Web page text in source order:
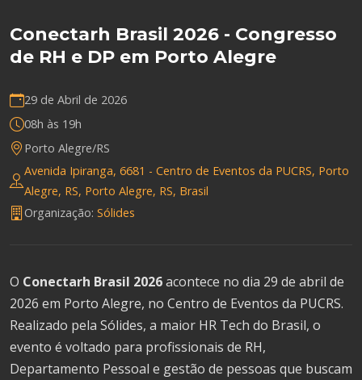
Conectarh Brasil 2026 - Congresso
de RH e DP em Porto Alegre
29 de Abril de 2026
08h às 19h
Porto Alegre/RS
Avenida Ipiranga, 6681 - Centro de Eventos da PUCRS, Porto
Alegre, RS, Porto Alegre, RS, Brasil
Organização: Sólides
O Conectarh Brasil 2026acontece no dia 29 de abril de
2026 em Porto Alegre, no Centro de Eventos da PUCRS.
Realizado pela Sólides, a maior HR Tech do Brasil, o
evento é voltado para profissionais de RH,
Departamento Pessoal e gestão de pessoas que buscam